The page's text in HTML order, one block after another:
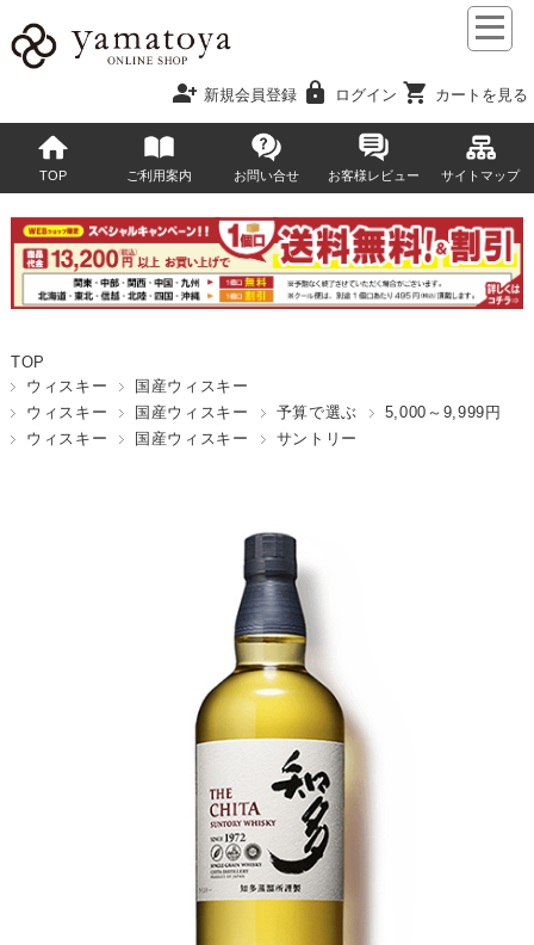
person_add 新規会員登録 lock ログイン shopping_cart カートを見る
TOP ご利用案内 お問い合せ お客様レビュー サイトマップ
TOP
ウィスキー
国産ウィスキー
ウィスキー
国産ウィスキー 予算で選ぶ
5,000～9,999円
ウィスキー
国産ウィスキー サントリー